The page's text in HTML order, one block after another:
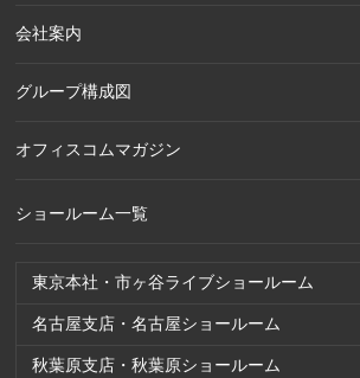
東京本社・市ヶ谷ライブショールーム
名古屋支店・名古屋ショールーム
秋葉原支店・秋葉原ショールーム
会社案内
グループ構成図
オフィスコムマガジン
ショールーム一覧